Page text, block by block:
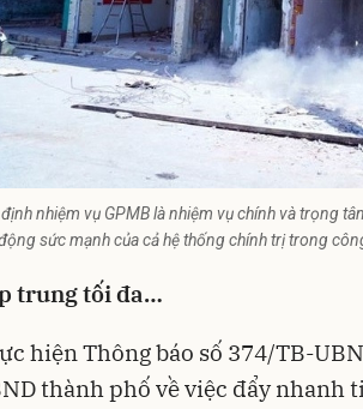
nhiệm vụ GPMB là nhiệm vụ chính và trọng
sức mạnh của cả hệ thống chính trị trong
trung tối đa…
hiện Thông báo số 374/TB-
thành phố về việc đẩy nhanh